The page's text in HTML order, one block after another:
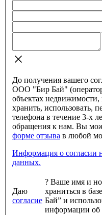
До получения вашего
ООО "Бир Бай"
объектах недвижимости,
хранить, использовать,
телефона в течение 3-х
форме отзыва
в любой
Информация о согласии на обработку персональных
данных.
Даю
согласие
? Ваше имя и
храниться в базе данных клиентов ООО “Бир
Бай” и